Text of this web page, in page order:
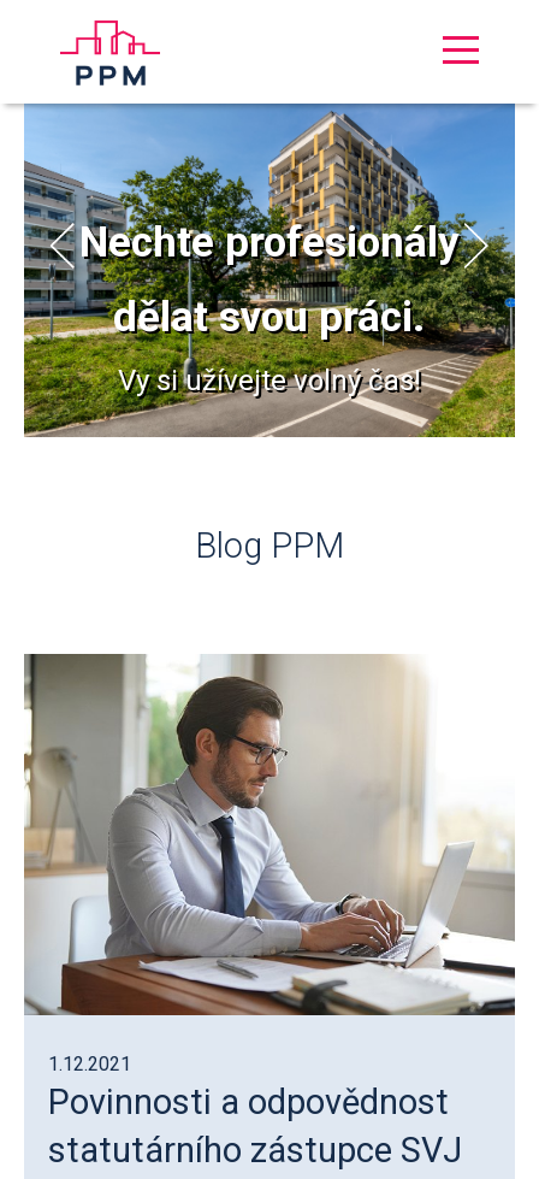
Nechte profesionály
dělat svou práci.
Vy si užívejte volný čas!
Blog PPM
1.12.2021
Povinnosti a odpovědnost
statutárního zástupce SVJ